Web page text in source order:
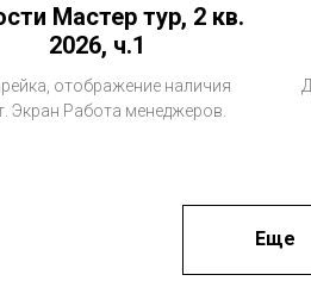
Мастер тур, 2 кв.
2026, ч.1
отображение наличия
Экран Работа менеджеров.
Еще